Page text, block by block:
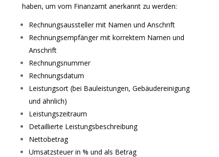
haben, um vom Finanzamt anerkannt zu werden:
Rechnungsaussteller mit Namen und Anschrift
Rechnungsempfänger mit korrektem Namen und
Anschrift
Rechnungsnummer
Rechnungsdatum
Leistungsort (bei Bauleistungen, Gebäudereinigung
und ähnlich)
Leistungszeitraum
Detaillierte Leistungsbeschreibung
Nettobetrag
Umsatzsteuer in % und als Betrag